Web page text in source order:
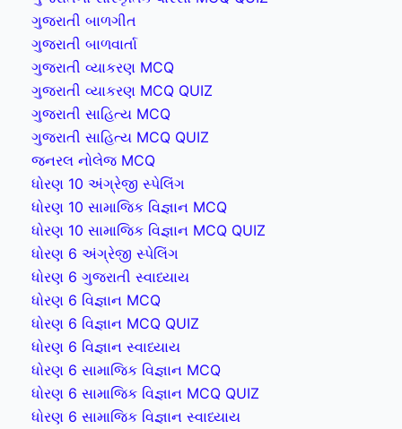
ગુજરાતી બાળગીત
ગુજરાતી બાળવાર્તા
ગુજરાતી વ્યાકરણ MCQ
ગુજરાતી વ્યાકરણ MCQ QUIZ
ગુજરાતી સાહિત્ય MCQ
ગુજરાતી સાહિત્ય MCQ QUIZ
જનરલ નોલેજ MCQ
ધોરણ 10 અંગ્રેજી સ્પેલિંગ
ધોરણ 10 સામાજિક વિજ્ઞાન MCQ
ધોરણ 10 સામાજિક વિજ્ઞાન MCQ QUIZ
ધોરણ 6 અંગ્રેજી સ્પેલિંગ
ધોરણ 6 ગુજરાતી સ્વાધ્યાય
ધોરણ 6 વિજ્ઞાન MCQ
ધોરણ 6 વિજ્ઞાન MCQ QUIZ
ધોરણ 6 વિજ્ઞાન સ્વાધ્યાય
ધોરણ 6 સામાજિક વિજ્ઞાન MCQ
ધોરણ 6 સામાજિક વિજ્ઞાન MCQ QUIZ
ધોરણ 6 સામાજિક વિજ્ઞાન સ્વાધ્યાય